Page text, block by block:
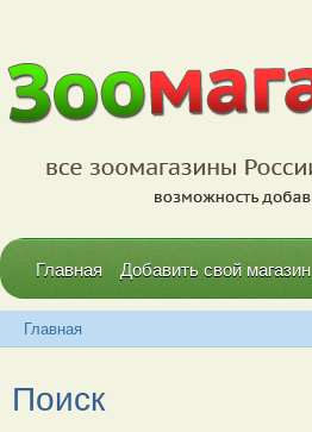
Главная Добавить свой магазин
Главная
Поиск